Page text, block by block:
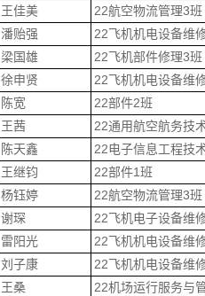
王佳美 22航空物流管理3班
潘贻强 22飞机机电设备维
梁国雄 22飞机部件修理3班
徐申贤 22飞机机电设备维
陈宽 22部件2班
王茜 22通用航空航务技
陈天鑫 22电子信息工程技
王继钧 22部件1班
杨钰婷 22航空物流管理3班
谢琛 22飞机电子设备维
雷阳光 22飞机机电设备维
刘子康 22飞机机电设备维
王桑 22机场运行服务与